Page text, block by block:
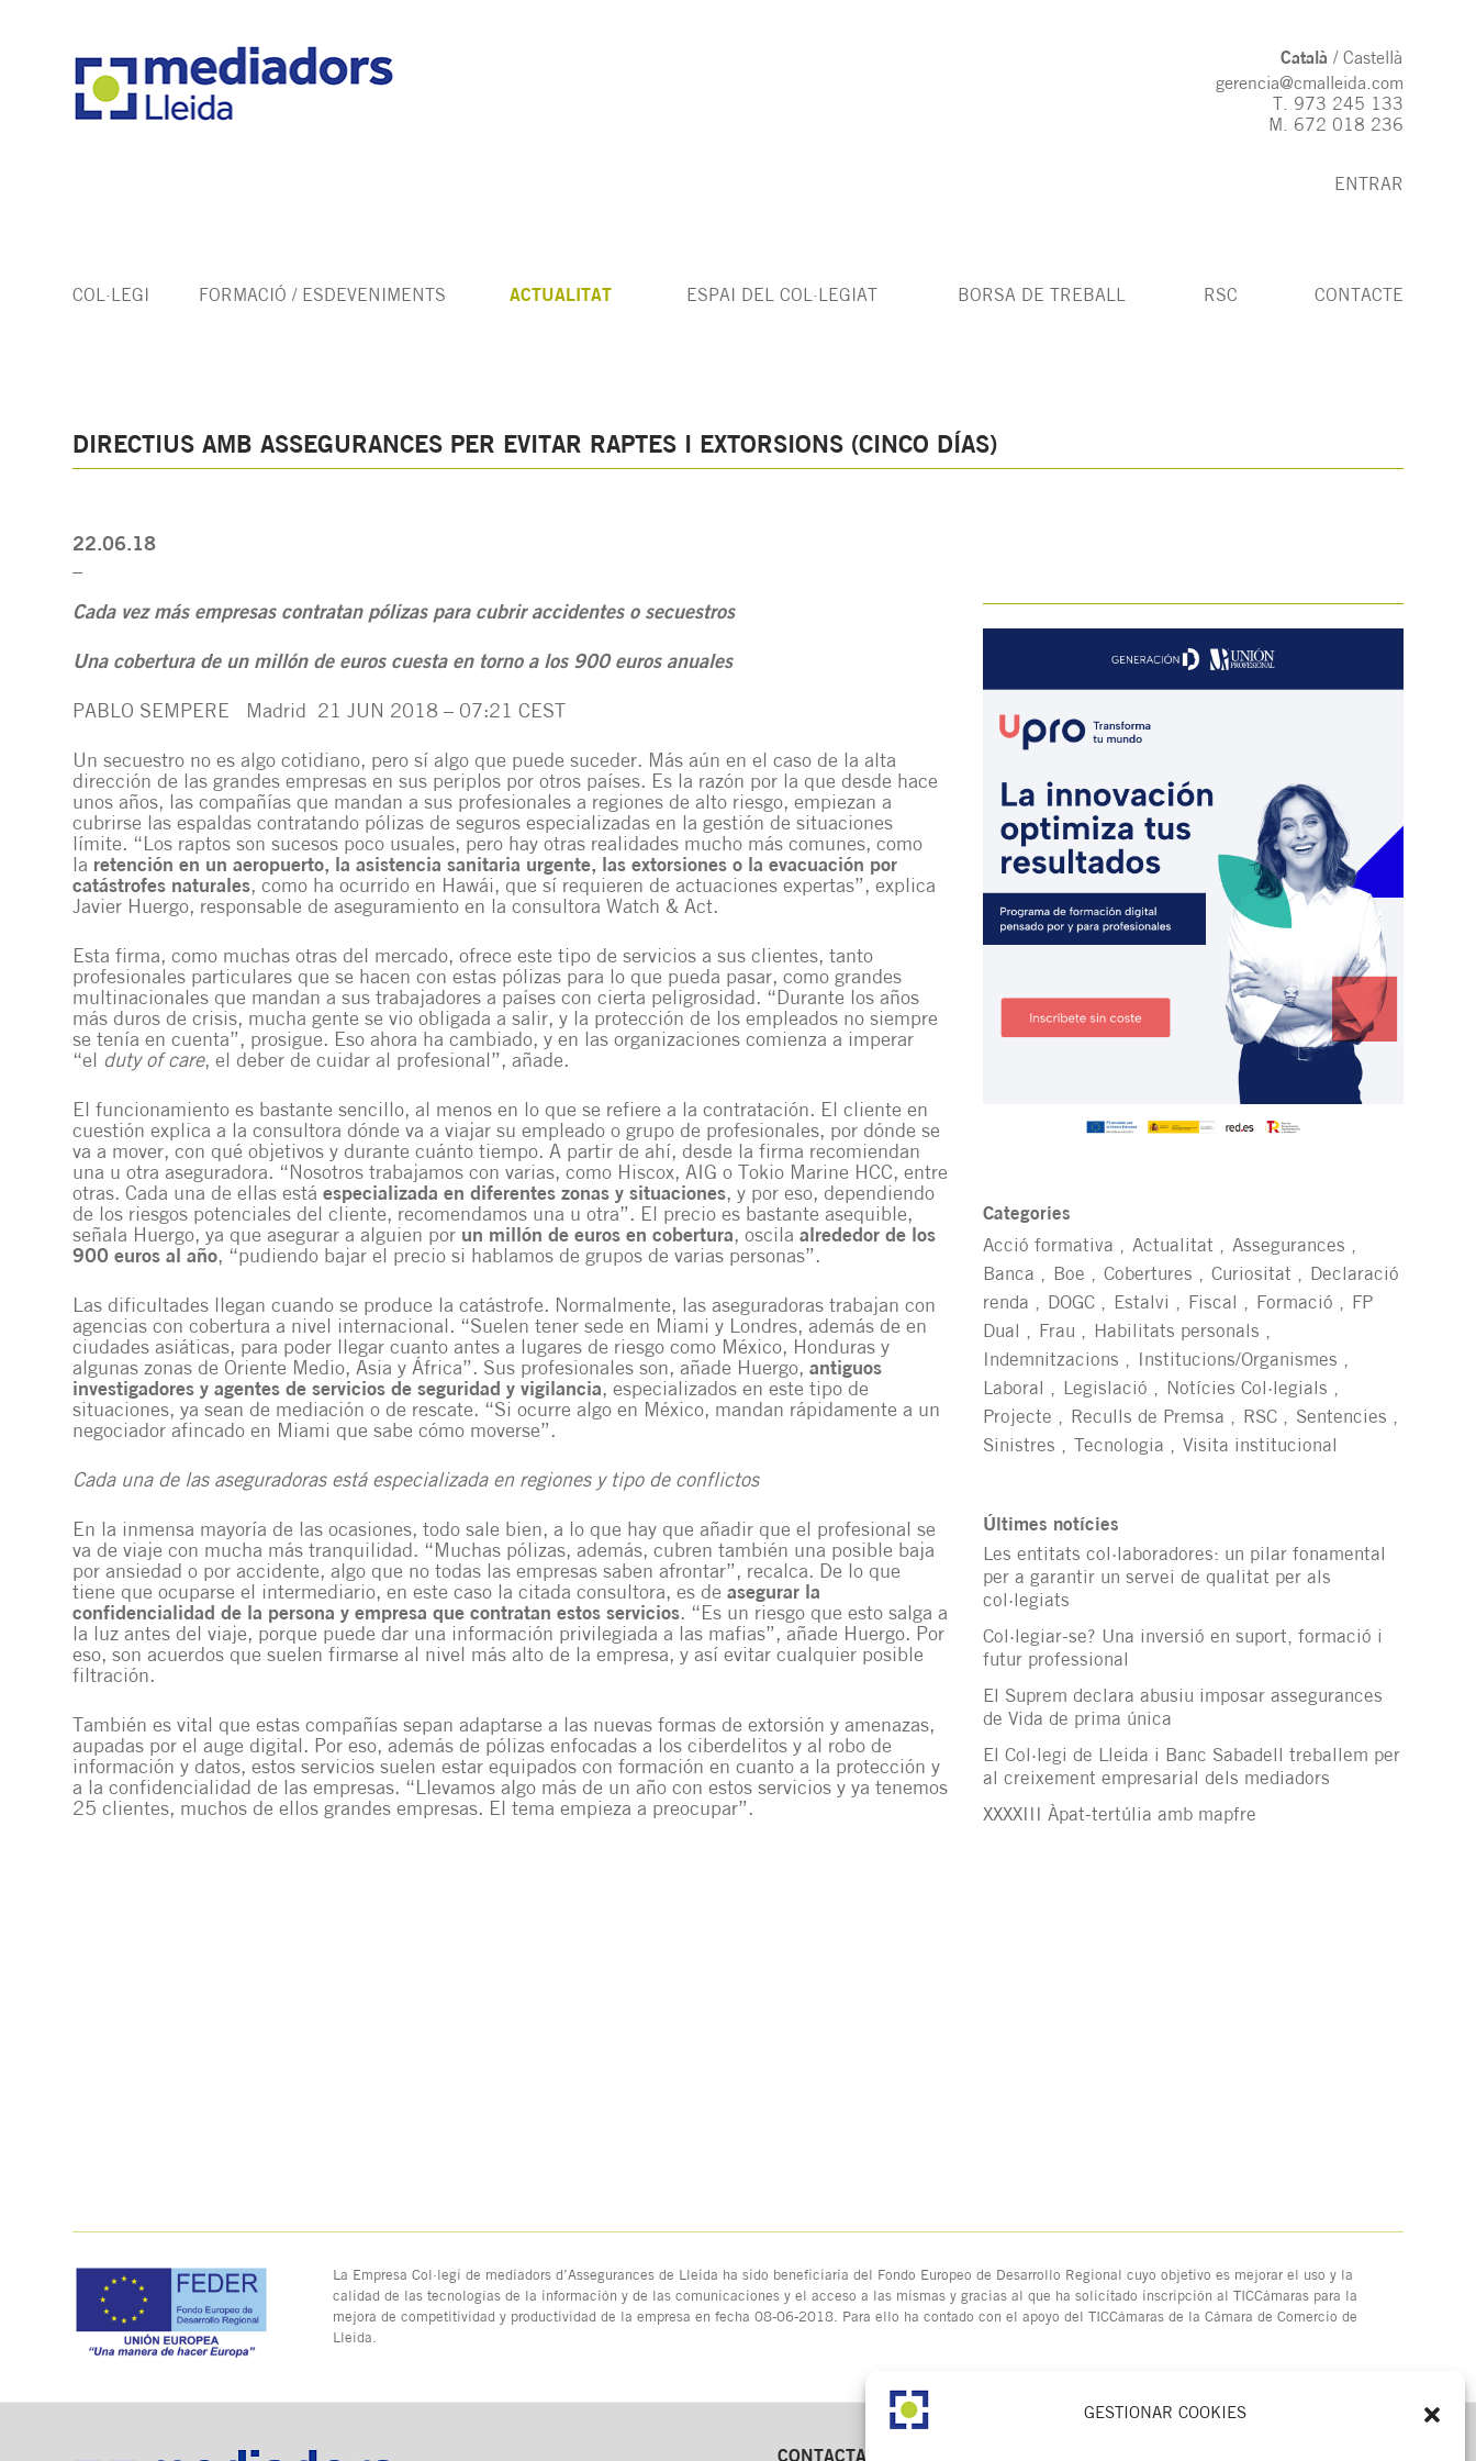
GESTIONAR COOKIES
Català
Castellà
gerencia@cmalleida.com
T. 973 245 133
M. 672 018 236
ENTRAR
COL·LEGI FORMACIÓ / ESDEVENIMENTS ACTUALITAT ESPAI DEL COL·LEGIAT BORSA DE TREBALL RSC CONTACTE
DIRECTIUS AMB ASSEGURANCES PER EVITAR RAPTES I EXTORSIONS (CINCO DÍAS)
22.06.18
Cada vez más empresas contratan pólizas para cubrir accidentes o secuestros
Una cobertura de un millón de euros cuesta en torno a los 900 euros anuales
PABLO SEMPERE Madrid 21 JUN 2018 – 07:21 CEST
Un secuestro no es algo cotidiano, pero sí algo que puede suceder. Más aún en el caso de la alta
dirección de las grandes empresas en sus periplos por otros países. Es la razón por la que desde hace
unos años, las compañías que mandan a sus profesionales a regiones de alto riesgo, empiezan a
cubrirse las espaldas contratando pólizas de seguros especializadas en la gestión de situaciones
límite. “Los raptos son sucesos poco usuales, pero hay otras realidades mucho más comunes, como
la retención en un aeropuerto, la asistencia sanitaria urgente, las extorsiones o la evacuación por
catástrofes naturales, como ha ocurrido en Hawái, que sí requieren de actuaciones expertas”, explica
Javier Huergo, responsable de aseguramiento en la consultora Watch & Act.
Esta firma, como muchas otras del mercado, ofrece este tipo de servicios a sus clientes, tanto
profesionales particulares que se hacen con estas pólizas para lo que pueda pasar, como grandes
multinacionales que mandan a sus trabajadores a países con cierta peligrosidad. “Durante los años
más duros de crisis, mucha gente se vio obligada a salir, y la protección de los empleados no siempre
se tenía en cuenta”, prosigue. Eso ahora ha cambiado, y en las organizaciones comienza a imperar
“el duty of care, el deber de cuidar al profesional”, añade.
El funcionamiento es bastante sencillo, al menos en lo que se refiere a la contratación. El cliente en
cuestión explica a la consultora dónde va a viajar su empleado o grupo de profesionales, por dónde se
va a mover, con qué objetivos y durante cuánto tiempo. A partir de ahí, desde la firma recomiendan
una u otra aseguradora. “Nosotros trabajamos con varias, como Hiscox, AIG o Tokio Marine HCC, entre
otras. Cada una de ellas está especializada en diferentes zonas y situaciones, y por eso, dependiendo
de los riesgos potenciales del cliente, recomendamos una u otra”. El precio es bastante asequible,
señala Huergo, ya que asegurar a alguien por un millón de euros en cobertura, oscila alrededor de los
900 euros al año, “pudiendo bajar el precio si hablamos de grupos de varias personas”.
Las dificultades llegan cuando se produce la catástrofe. Normalmente, las aseguradoras trabajan con
agencias con cobertura a nivel internacional. “Suelen tener sede en Miami y Londres, además de en
ciudades asiáticas, para poder llegar cuanto antes a lugares de riesgo como México, Honduras y
algunas zonas de Oriente Medio, Asia y África”. Sus profesionales son, añade Huergo, antiguos
investigadores y agentes de servicios de seguridad y vigilancia, especializados en este tipo de
situaciones, ya sean de mediación o de rescate. “Si ocurre algo en México, mandan rápidamente a un
negociador afincado en Miami que sabe cómo moverse”.
Cada una de las aseguradoras está especializada en regiones y tipo de conflictos
En la inmensa mayoría de las ocasiones, todo sale bien, a lo que hay que añadir que el profesional se
va de viaje con mucha más tranquilidad. “Muchas pólizas, además, cubren también una posible baja
por ansiedad o por accidente, algo que no todas las empresas saben afrontar”, recalca. De lo que
tiene que ocuparse el intermediario, en este caso la citada consultora, es de asegurar la
confidencialidad de la persona y empresa que contratan estos servicios. “Es un riesgo que esto salga a
la luz antes del viaje, porque puede dar una información privilegiada a las mafias”, añade Huergo. Por
eso, son acuerdos que suelen firmarse al nivel más alto de la empresa, y así evitar cualquier posible
filtración.
También es vital que estas compañías sepan adaptarse a las nuevas formas de extorsión y amenazas,
aupadas por el auge digital. Por eso, además de pólizas enfocadas a los ciberdelitos y al robo de
información y datos, estos servicios suelen estar equipados con formación en cuanto a la protección y
a la confidencialidad de las empresas. “Llevamos algo más de un año con estos servicios y ya tenemos
25 clientes, muchos de ellos grandes empresas. El tema empieza a preocupar”.
Categories
Acció formativa
Actualitat
Assegurances
Banca
Boe Cobertures Curiositat
Declaració
renda
DOGC Estalvi Fiscal Formació
FP
Dual
Frau
Habilitats personals
Indemnitzacions
Institucions/Organismes
Laboral
Legislació
Notícies Col·legials
Projecte
Reculls de Premsa RSC
Sentencies
Sinistres
Tecnologia Visita institucional
Últimes notícies
Les entitats col·laboradores: un pilar fonamental
per a garantir un servei de qualitat per als
col·legiats
Col·legiar-se? Una inversió en suport, formació i
futur professional
El Suprem declara abusiu imposar assegurances
de Vida de prima única
El Col·legi de Lleida i Banc Sabadell treballem per
al creixement empresarial dels mediadors
XXXXIII Àpat-tertúlia amb mapfre
La Empresa Col·legi de mediadors d’Assegurances de Lleida ha sido beneficiaria del Fondo Europeo de Desarrollo Regional cuyo objetivo es mejorar el uso y la
calidad de las tecnologías de la información y de las comunicaciones y el acceso a las mismas y gracias al que ha solicitado inscripción al TICCámaras para la
mejora de competitividad y productividad de la empresa en fecha 08-06-2018. Para ello ha contado con el apoyo del TICCámaras de la Cámara de Comercio de
Lleida.